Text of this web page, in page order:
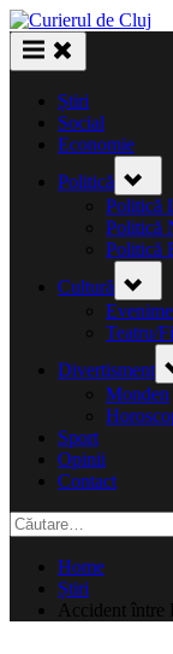
Skip
to
content
Știri
Social
Economie
Politică
sub-
menu
Politică
Politică
Politică
Cultură
sub-
menu
Teatru/
Divertisment
Monden
Sport
Opinii
Contact
Caută
după:
Home
Știri
Accident